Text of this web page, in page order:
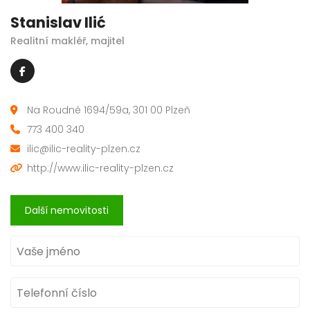
Stanislav Ilić
Realitní makléř, majitel
Na Roudné 1694/59a, 301 00 Plzeň
773 400 340
ilic@ilic-reality-plzen.cz
http://www.ilic-reality-plzen.cz
Další nemovitosti